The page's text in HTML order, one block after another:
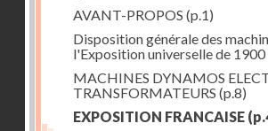
AVANT-PROPOS (p.1)
Disposition générale des
l'Exposition universelle de 1900
MACHINES DYNAMOS
TRANSFORMATEURS (p.8)
EXPOSITION FRANCAISE